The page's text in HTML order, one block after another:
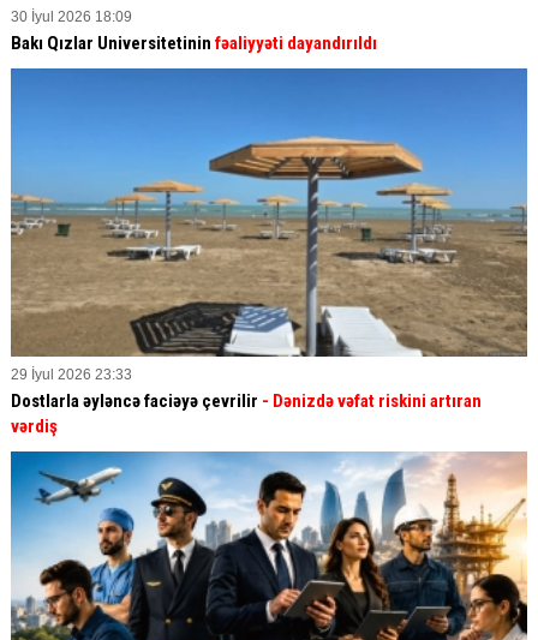
30 İyul 2026 18:09
Bakı Qızlar Universitetinin fəaliyyəti dayandırıldı
29 İyul 2026 23:33
Dostlarla əyləncə faciəyə çevrilir - Dənizdə vəfat riskini artıran
vərdiş